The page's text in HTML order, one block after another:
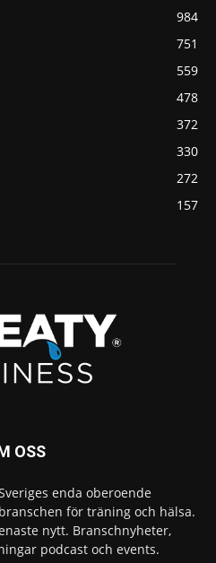
984
751
559
478
372
330
272
157
OSS
enda oberoende
för träning och hälsa.
nytt. Branschnyheter,
podcast och events.